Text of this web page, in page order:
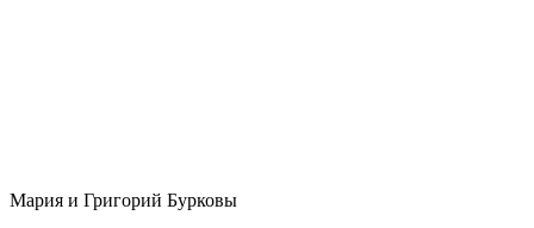
Мария и Григорий Бурковы